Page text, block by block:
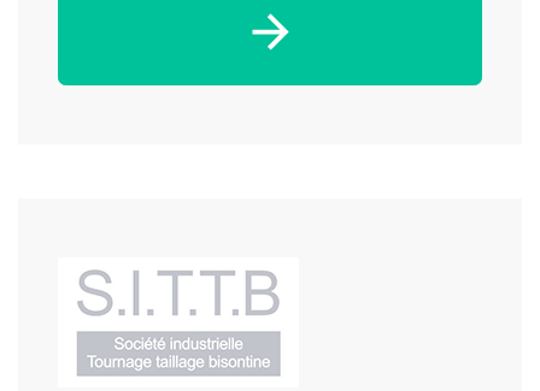
Taillage de poulies crantées - Usinage métaux